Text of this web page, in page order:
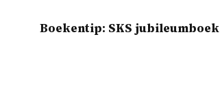
Boekentip: SKS jubileumboek